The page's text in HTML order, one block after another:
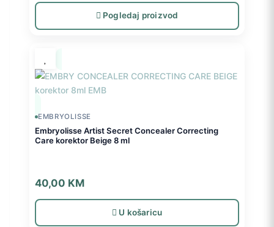
Pogledaj proizvod
EMBRYOLISSE
Embryolisse Artist Secret Concealer Correcting
Care korektor Beige 8 ml
40,00 KM
U košaricu